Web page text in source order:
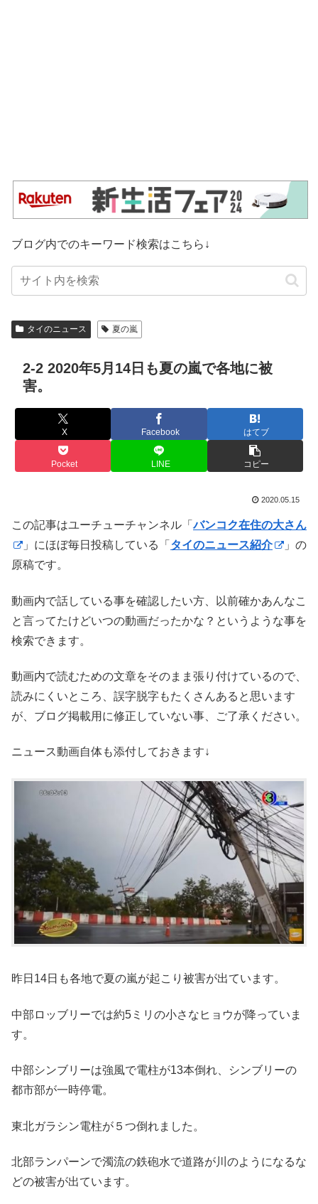
ブログ内でのキーワード検索はこちら↓
タイのニュース 夏の嵐
2-2 2020年5月14日も夏の嵐で各地に被
害。
X Facebook はてブ
Pocket LINE コピー
2020.05.15
この記事はユーチューチャンネル「バンコク在住の大さん
」にほぼ毎日投稿している「 タイのニュース紹介
」の
原稿です。
動画内で話している事を確認したい方、以前確かあんなこ
と言ってたけどいつの動画だったかな？というような事を
検索できます。
動画内で読むための文章をそのまま張り付けているので、
読みにくいところ、誤字脱字もたくさんあると思います
が、ブログ掲載用に修正していない事、ご了承ください。
ニュース動画自体も添付しておきます↓
昨日14日も各地で夏の嵐が起こり被害が出ています。
中部ロッブリーでは約5ミリの小さなヒョウが降っていま
す。
中部シンブリーは強風で電柱が13本倒れ、シンブリーの
都市部が一時停電。
東北ガラシン電柱が５つ倒れました。
北部ランパーンで濁流の鉄砲水で道路が川のようになるな
どの被害が出ています。